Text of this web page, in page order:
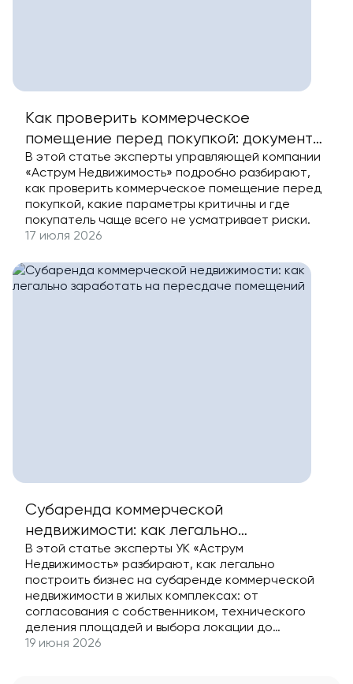
Как проверить коммерческое
помещение перед покупкой: документы,
инженерия, локация и риски
В этой статье эксперты управляющей компании
«Аструм Недвижимость» подробно разбирают,
как проверить коммерческое помещение перед
покупкой, какие параметры критичны и где
покупатель чаще всего не усматривает риски.
17 июля 2026
Субаренда коммерческой
недвижимости: как легально
заработать на пересдаче помещений
В этой статье эксперты УК «Аструм
Недвижимость» разбирают, как легально
построить бизнес на субаренде коммерческой
недвижимости в жилых комплексах: от
согласования с собственником, технического
деления площадей и выбора локации до
финансовой модели, налоговых нюансов и правил
19 июня 2026